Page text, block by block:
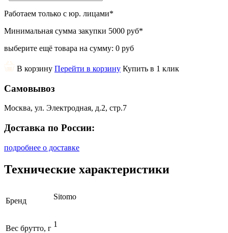
Работаем только с юр. лицами*
Минимальная сумма закупки 5000 руб*
выберите ещё товара на сумму: 0 руб
В корзину Перейти в корзину Купить в 1 клик
Самовывоз
Москва, ул. Электродная, д.2, стр.7
Доставка по России:
подробнее о доставке
Технические характеристики
Бренд Sitomo
Вес брутто, г 1